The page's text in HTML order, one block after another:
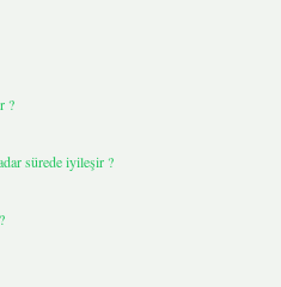
?
sürede iyileşir ?